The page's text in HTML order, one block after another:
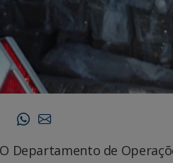
Departamento de